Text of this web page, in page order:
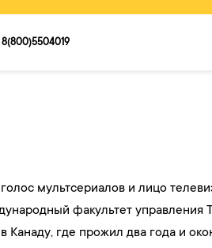
8(800)5504019
мультсериалов и лицо
факультет управления
где прожил два года и